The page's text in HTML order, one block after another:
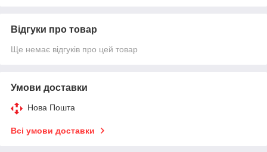
Відгуки про товар
Ще немає відгуків про цей товар
Умови доставки
Нова Пошта
Всі умови доставки